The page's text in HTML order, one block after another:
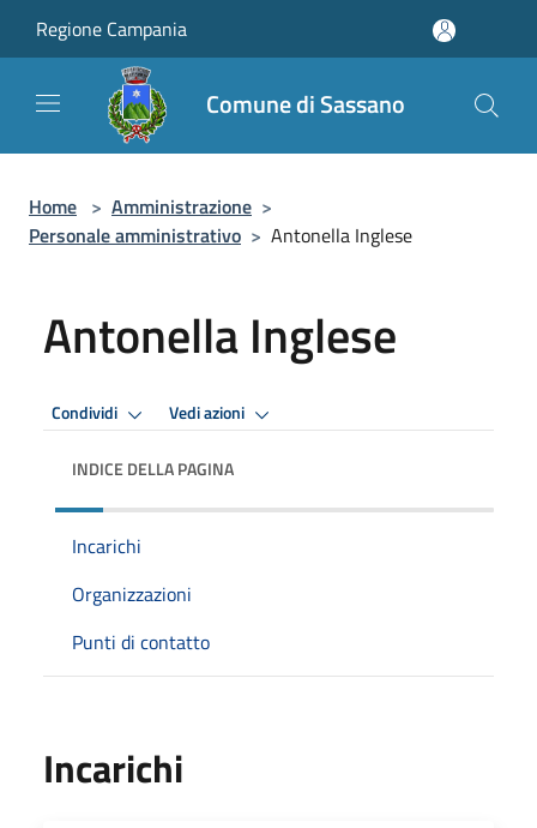
Regione Campania
Comune di Sassano
Home > Amministrazione >
Personale amministrativo > Antonella Inglese
Antonella Inglese
Condividi Vedi azioni
INDICE DELLA PAGINA
Incarichi
Organizzazioni
Punti di contatto
Incarichi